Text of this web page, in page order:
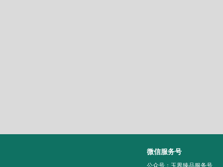
微信服务号
公众号：玉界臻品服务号